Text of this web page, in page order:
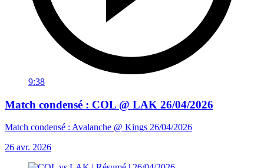
9:38
Match condensé : COL @ LAK 26/04/2026
Match condensé : Avalanche @ Kings 26/04/2026
26 avr. 2026